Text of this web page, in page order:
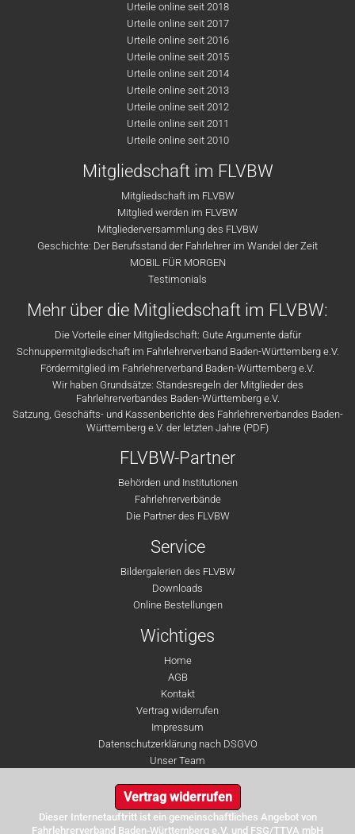
Urteile online seit 2018
Urteile online seit 2017
Urteile online seit 2016
Urteile online seit 2015
Urteile online seit 2014
Urteile online seit 2013
Urteile online seit 2012
Urteile online seit 2011
Urteile online seit 2010
Mitgliedschaft im FLVBW
Mitgliedschaft im FLVBW
Mitglied werden im FLVBW
Mitgliederversammlung des FLVBW
Geschichte: Der Berufsstand der Fahrlehrer im Wandel der Zeit
MOBIL FÜR MORGEN
Testimonials
Mehr über die Mitgliedschaft im FLVBW:
Die Vorteile einer Mitgliedschaft: Gute Argumente dafür
Schnuppermitgliedschaft im Fahrlehrerverband Baden-Württemberg e.V.
Fördermitglied im Fahrlehrerverband Baden-Württemberg e.V.
Wir haben Grundsätze: Standesregeln der Mitglieder des
Fahrlehrerverbandes Baden-Württemberg e.V.
Satzung, Geschäfts- und Kassenberichte des Fahrlehrerverbandes Baden-
Württemberg e.V. der letzten Jahre (PDF)
FLVBW-Partner
Behörden und Institutionen
Fahrlehrerverbände
Die Partner des FLVBW
Service
Bildergalerien des FLVBW
Downloads
Online Bestellungen
Wichtiges
Home
AGB
Kontakt
Vertrag widerrufen
Impressum
Datenschutzerklärung nach DSGVO
Unser Team
Vertrag widerrufen
Dieser Internetauftritt ist ein gemeinschaftliches Angebot von
Fahrlehrerverband Baden-Württemberg e.V. und FSG/TTVA mbH